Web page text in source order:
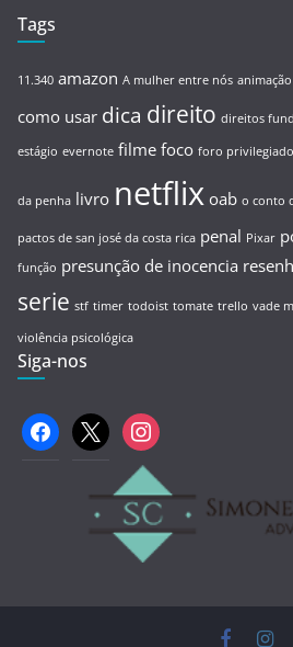
Tags
11.340 amazon A mulher entre nós animação
como usar dica direito direitos
estágio evernote filmefoco foro privilegiado
da penha livro netflixoab o conto
pactos de san josé da costa rica penal Pixar
função presunção de inocencia
serie stf timer todoist tomate trello vade
violência psicológica
Siga-nos
facebook
x instagram